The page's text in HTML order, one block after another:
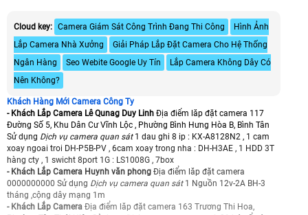
Cloud key: Camera Giám Sát Công Trình Đang Thi Công
Hình Ảnh
Lắp Camera Nhà Xưởng
Giải Pháp Lắp Đặt Camera Cho Hệ Thống
Ngân Hàng
Seo Webite Google Uy Tín
Lắp Camera Không Dây Có
Nên Không?
Khách Hàng Mới Camera Công Ty
- Khách Lắp Camera Lê Qunag Duy Linh Địa điểm lăp đặt camera 117
Đường Số 5, Khu Dân Cư Vĩnh Lộc , Phường Bình Hưng Hòa B, Bình Tân
Sử dụng Dịch vụ camera quan sát 1 dau ghi 8 ip : KX-A8128N2 , 1 cam
xoay ngoai troi DH-P5B-PV , 6cam xoay trong nha : DH-H3AE , 1 HDD 3T
hàng cty , 1 swicht 8port 1G : LS1008G , 7box
- Khách Lắp Camera Huynh văn phong Địa điểm lăp đặt camera
0000000000 Sử dụng Dịch vụ camera quan sát 1 Nguồn 12v-2A BH-3
tháng ,cộng dây mạng 1m
- Khách Lắp Camera Địa điểm lăp đặt camera 163 Trương Thi Hoa,